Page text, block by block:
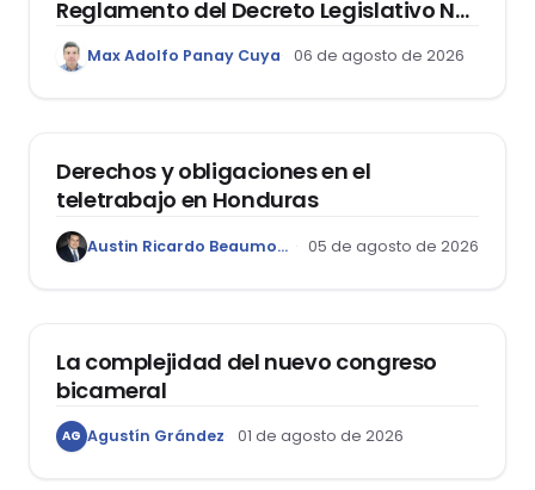
Reglamento del Decreto Legislativo Nº
1400, que aprueba el Régimen de
Garantía Mobiliaria
Max Adolfo Panay Cuya 06 de agosto de 2026
Derechos y obligaciones en el
teletrabajo en Honduras
Austin Ricardo Beaumont Rivera 05 de agosto de 2026
La complejidad del nuevo congreso
bicameral
AG Agustín Grández 01 de agosto de 2026